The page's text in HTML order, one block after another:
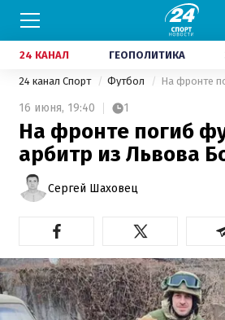
24 КАНАЛ ГЕОПОЛИТИКА
24 канал Спорт Футбол
16 июня, 19:40 1
На фронте погиб
арбитр из Львова
Сергей Шаховец